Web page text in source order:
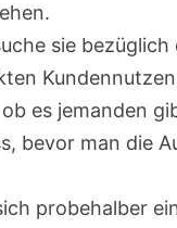
sie bezüglich
es jemanden
bevor man die
probehalber